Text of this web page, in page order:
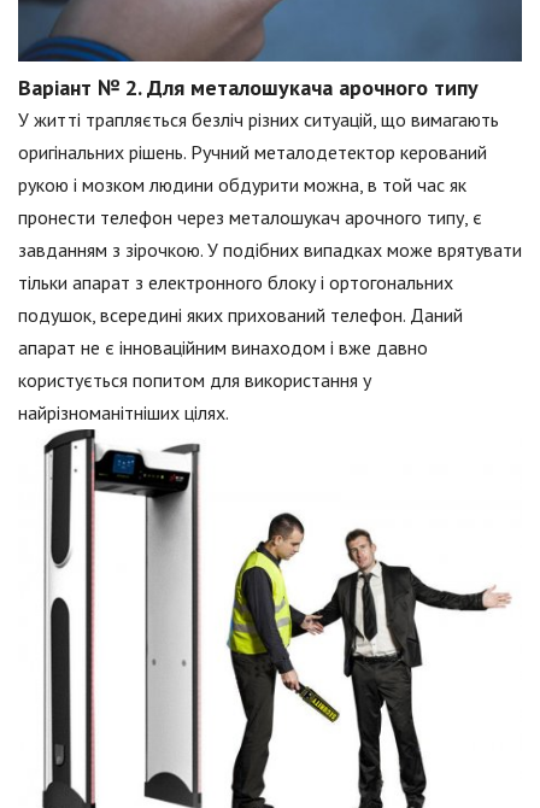
Варіант № 2. Для металошукача арочного типу
У житті трапляється безліч різних ситуацій, що вимагають
оригінальних рішень. Ручний металодетектор керований
рукою і мозком людини обдурити можна, в той час як
пронести телефон через металошукач арочного типу, є
завданням з зірочкою. У подібних випадках може врятувати
тільки апарат з електронного блоку і ортогональних
подушок, всередині яких прихований телефон. Даний
апарат не є інноваційним винаходом і вже давно
користується попитом для використання у
найрізноманітніших цілях.